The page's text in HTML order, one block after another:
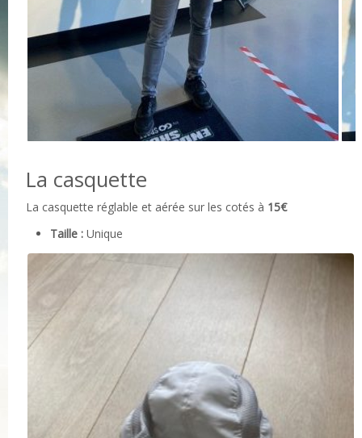
La casquette
La casquette réglable et aérée sur les cotés à 15€
Taille : Unique